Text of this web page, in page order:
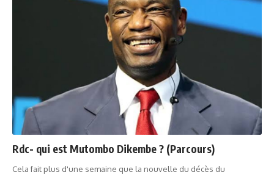
Rdc- qui est Mutombo Dikembe ? (Parcours)
Cela fait plus d'une semaine que la nouvelle du décès du